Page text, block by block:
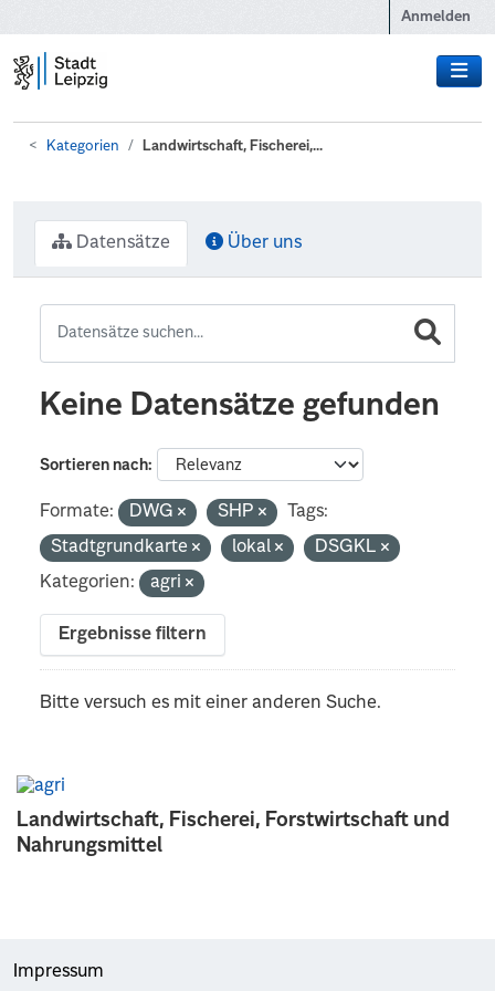
Anmelden
Kategorien Landwirtschaft, Fischerei,...
Landwirtschaft, Fischerei, Forstwirtschaft und
Nahrungsmittel
Datensätze Über uns
Keine Datensätze gefunden
Sortieren nach
Formate: DWG SHP
Tags:
Stadtgrundkarte
lokal
DSGKL
Kategorien:
agri
Ergebnisse filtern
Bitte versuch es mit einer anderen Suche.
Impressum